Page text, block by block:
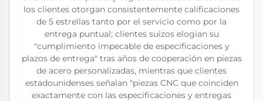
los clientes otorgan consistentemente calificaciones
de 5 estrellas tanto por el servicio como por la
entrega puntual; clientes suizos elogian su
"cumplimiento impecable de especificaciones y
plazos de entrega" tras años de cooperación en piezas
de acero personalizadas, mientras que clientes
estadounidenses señalan "piezas CNC que coinciden
exactamente con las especificaciones y entregas